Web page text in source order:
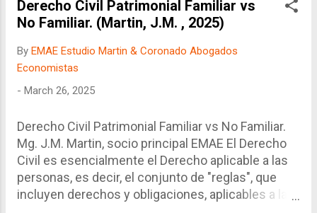
Administración Tributaria, y que el proveedor
venga a regularizar si realmente hubo o no un
entre contribuyentes "peruanos" (en adelante,
domiciliados), sino también cuando un domiciliado
(cliente) contrata con un proveedor "extranjero"
es la misma, el proveedor no domiciliado está
obteniendo un ingreso (renta) y la Norma
Tributaria permite que se haga esa retención y ...
Derecho Civil Patrimonial Familiar vs
No Familiar. (Martin, J.M. , 2025)
By EMAE Estudio Martin & Coronado Abogados
Economistas
- March 26, 2025
Derecho Civil Patrimonial Familiar vs No Familiar.
Mg. J.M. Martin, socio principal EMAE El Derecho
Civil es esencialmente el Derecho aplicable a las
personas, es decir, el conjunto de "reglas", que
incluyen derechos y obligaciones, aplicables a las